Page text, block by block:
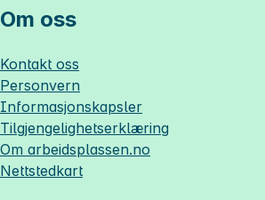
Om oss
Kontakt oss
Personvern
Informasjonskapsler
Tilgjengelighetserklæring
Om arbeidsplassen.no
Nettstedkart